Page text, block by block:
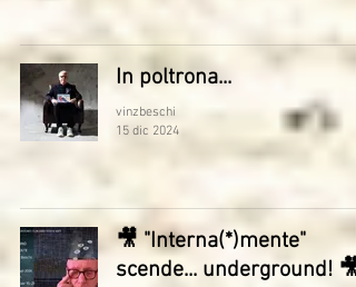
In poltrona...
vinzbeschi
15 dic 2024
🎥 "Interna(*)mente"
scende... underground! 🎥